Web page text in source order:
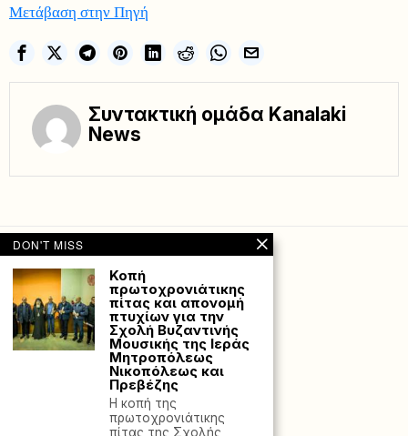
Μετάβαση στην Πηγή
Συντακτική ομάδα Kanalaki
News
by Hostville”)
DON'T MISS
Κοπή
πρωτοχρονιάτικης
πίτας και απονομή
πτυχίων για την
Σχολή Βυζαντινής
Μουσικής της Ιεράς
Μητροπόλεως
Νικοπόλεως και
Πρεβέζης
H κοπή της
πρωτοχρονιάτικης
πίτας της Σχολής